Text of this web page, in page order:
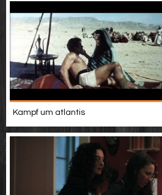
Kampf um atlantis